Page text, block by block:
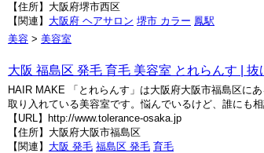
【住所】大阪府堺市西区
【関連】 大阪府 ヘアサロン 堺市 カラー 鳳駅
美容 > 美容室
大阪 福島区 発毛 育毛 美容室 とれらんす |
HAIR MAKE 「とれらんす」は大阪府大阪市福島区に
取り入れている美容室です。悩んでいるけど、誰にも
【URL】http://www.tolerance-osaka.jp
【住所】大阪府大阪市福島区
【関連】 大阪 発毛 福島区 発毛 育毛